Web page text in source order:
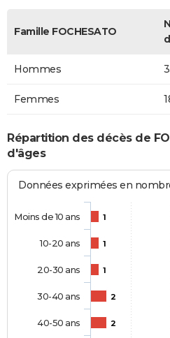
Famille FOCHESATO
Hommes
Femmes
Répartition des décès de
d'âges
Données exprimées en
1
1
1
2
2
Moins de 10 ans
10-20 ans
20-30 ans
30-40 ans
40-50 ans